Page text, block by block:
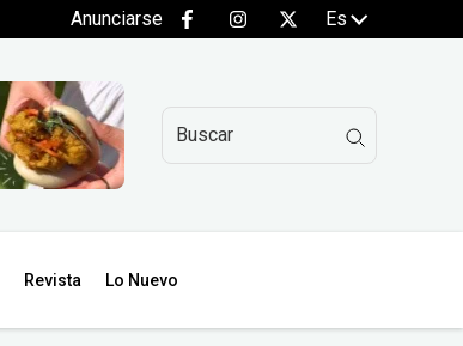
Anunciarse Es
Revista Lo Nuevo